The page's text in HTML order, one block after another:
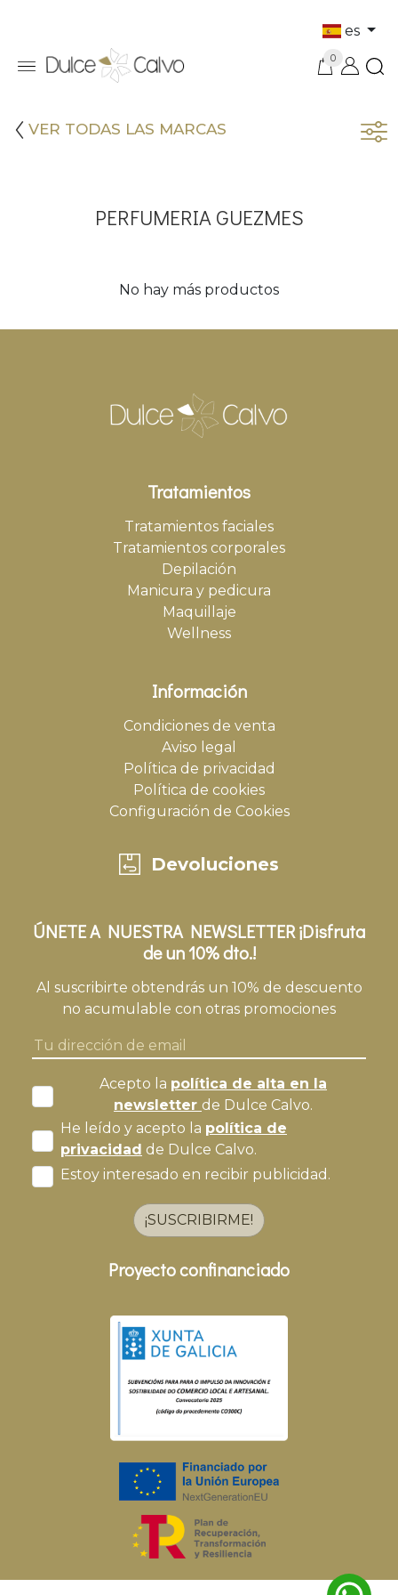
es
0
VER TODAS LAS MARCAS
PERFUMERIA GUEZMES
No hay más productos
Tratamientos
Tratamientos faciales
Tratamientos corporales
Depilación
Manicura y pedicura
Maquillaje
Wellness
Información
Condiciones de venta
Aviso legal
Política de privacidad
Política de cookies
Configuración de Cookies
Devoluciones
ÚNETE A NUESTRA NEWSLETTER ¡Disfruta
de un 10% dto.!
Al suscribirte obtendrás un 10% de descuento
no acumulable con otras promociones
Acepto la política de alta en la
newsletter de Dulce Calvo.
He leído y acepto la política de
privacidad de Dulce Calvo.
Estoy interesado en recibir publicidad.
¡SUSCRIBIRME!
Proyecto confinanciado